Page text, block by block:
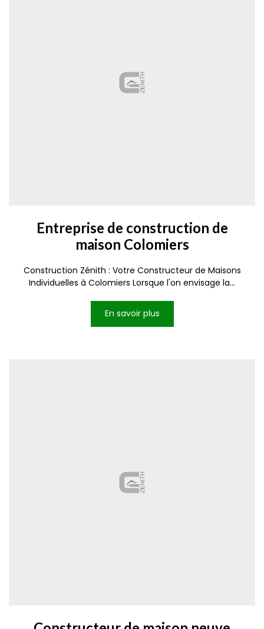
Entreprise de construction de
maison Colomiers
Construction Zénith : Votre Constructeur de Maisons
Individuelles à Colomiers Lorsque l'on envisage la...
En savoir plus